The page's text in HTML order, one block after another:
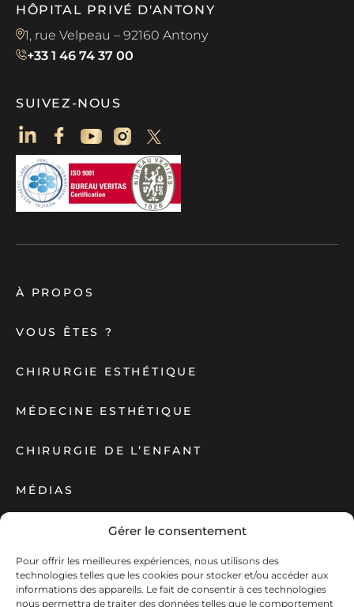
Gérer le consentement
Pour offrir les meilleures expériences, nous utilisons des
technologies telles que les cookies pour stocker et/ou accéder aux
informations des appareils. Le fait de consentir à ces technologies
nous permettra de traiter des données telles que le comportement
HÔPITAL PRIVÉ D'ANTONY
1, rue Velpeau – 92160 Antony
+33 1 46 74 37 00
SUIVEZ-NOUS
À PROPOS
VOUS ÊTES ?
CHIRURGIE ESTHÉTIQUE
MÉDECINE ESTHÉTIQUE
CHIRURGIE DE L’ENFANT
MÉDIAS
Création Antipodes Médical ©
Déclaration de confidentialité (UE)
Conditions générales